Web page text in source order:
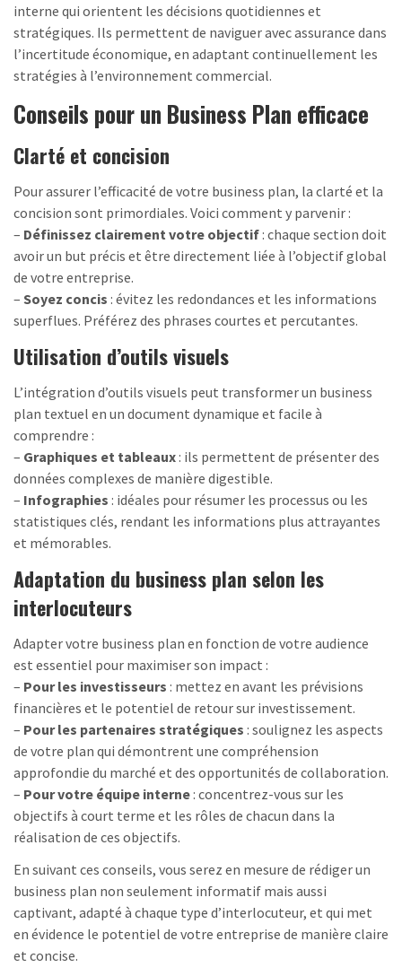
interne qui orientent les décisions quotidiennes et
stratégiques. Ils permettent de naviguer avec assurance dans
l’incertitude économique, en adaptant continuellement les
stratégies à l’environnement commercial.
Conseils pour un Business Plan efficace
Clarté et concision
Pour assurer l’efficacité de votre business plan, la clarté et la
concision sont primordiales. Voici comment y parvenir :
– Définissez clairement votre objectif : chaque section doit
avoir un but précis et être directement liée à l’objectif global
de votre entreprise.
– Soyez concis : évitez les redondances et les informations
superflues. Préférez des phrases courtes et percutantes.
Utilisation d’outils visuels
L’intégration d’outils visuels peut transformer un business
plan textuel en un document dynamique et facile à
comprendre :
– Graphiques et tableaux : ils permettent de présenter des
données complexes de manière digestible.
– Infographies : idéales pour résumer les processus ou les
statistiques clés, rendant les informations plus attrayantes
et mémorables.
Adaptation du business plan selon les
interlocuteurs
Adapter votre business plan en fonction de votre audience
est essentiel pour maximiser son impact :
– Pour les investisseurs : mettez en avant les prévisions
financières et le potentiel de retour sur investissement.
– Pour les partenaires stratégiques : soulignez les aspects
de votre plan qui démontrent une compréhension
approfondie du marché et des opportunités de collaboration.
– Pour votre équipe interne : concentrez-vous sur les
objectifs à court terme et les rôles de chacun dans la
réalisation de ces objectifs.
En suivant ces conseils, vous serez en mesure de rédiger un
business plan non seulement informatif mais aussi
captivant, adapté à chaque type d’interlocuteur, et qui met
en évidence le potentiel de votre entreprise de manière claire
et concise.